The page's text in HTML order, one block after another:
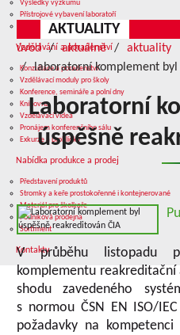
Výsledky výzkumu
Přístrojové vybavení laboratoří
Služby v oblasti výzkumu
Vzdělávání a poradenství
Konzultace a poradenství
Vzdělávací moduly pro školy
Konference, semináře a polní dny
Knihovna
Vzdělávací videa
Pronájem konferenčního sálu
Exkurze a prohlídky
Nabídka produkce a prodej
Představení produktů
Stromky a keře prostokořenné i kontejnerované
Materiál pro školkaře
Podniková prodejna
Sortiment
Kontakty
AKTUALITY
úvod aktuálně
aktuality
laboratorní komplement
Laboratorní
úspěšně
V průběhu listopadu
komplementu
shodu zavedeného
s normou ČSN EN ISO/
požadavky na